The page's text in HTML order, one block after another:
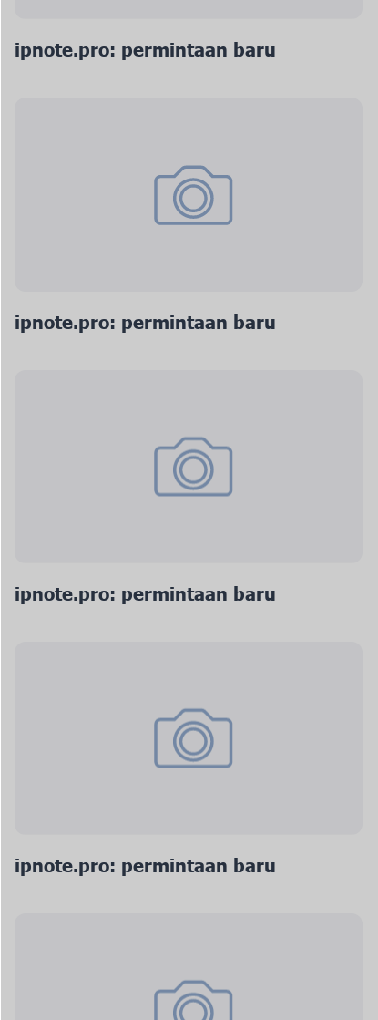
ipnote.pro: permintaan baru
ipnote.pro: permintaan baru
ipnote.pro: permintaan baru
ipnote.pro: permintaan baru